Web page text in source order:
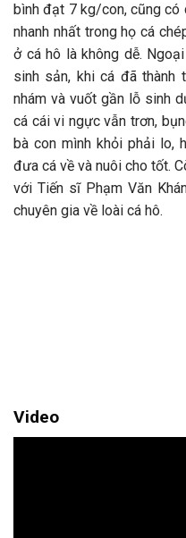
bình đạt 7 kg/con, cũng có
nhanh nhất trong họ cá
ở cá hô là không dễ.
sinh sản, khi cá đã
nhám và vuốt gần lỗ sinh
cá cái vi ngực vẫn trơn,
bà con mình khỏi phải lo,
đưa cá về và nuôi cho tốt.
với Tiến sĩ Phạm Văn
chuyên gia về loài cá hô.
Video